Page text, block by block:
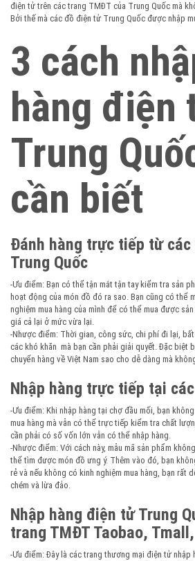
điện tử trên các trang TMĐT của Trung Quốc mà
Bởi thế mà các đồ điện tử Trung Quốc được nhập
3 cách
hàng điện
Trung
cần biết
Đánh hàng trực tiếp từ
Trung Quốc
-Ưu điểm: Bạn có thể tận mắt tận tay kiểm tra sản
hoạt động của món đồ đó ra sao. Bạn cũng có thể
nghiệm mua hàng của mình để có thể mua được
giá cả lại ở mức vừa lại.
-Nhược điểm: Thời gian, công sức, chi phí đi lại,
các khó khăn mà bạn cần phải giải quyết. Đặc biệt
chuyển hàng về Việt Nam sao cho dễ dàng mà
Nhập hàng trực tiếp tại
-Ưu điểm: Khi nhập hàng tại chợ đầu mối, bạn
mua hàng mà vẫn có thể trực tiếp kiểm tra chất
cần phải có số vốn lớn vẫn có thể nhập hàng.
-Nhược điểm: Với cách này, mẫu mã sản phẩm
thể tìm được món đồ ưng ý. Thêm vào đó, bạn
rẻ và nếu không có kinh nghiệm mua hàng, bạn rất
chém và lừa đảo.
Nhập hàng điện tử Trung
trang TMĐT Taobao,
-Ưu điểm: Đây là các trang thương mại điện tử nhập